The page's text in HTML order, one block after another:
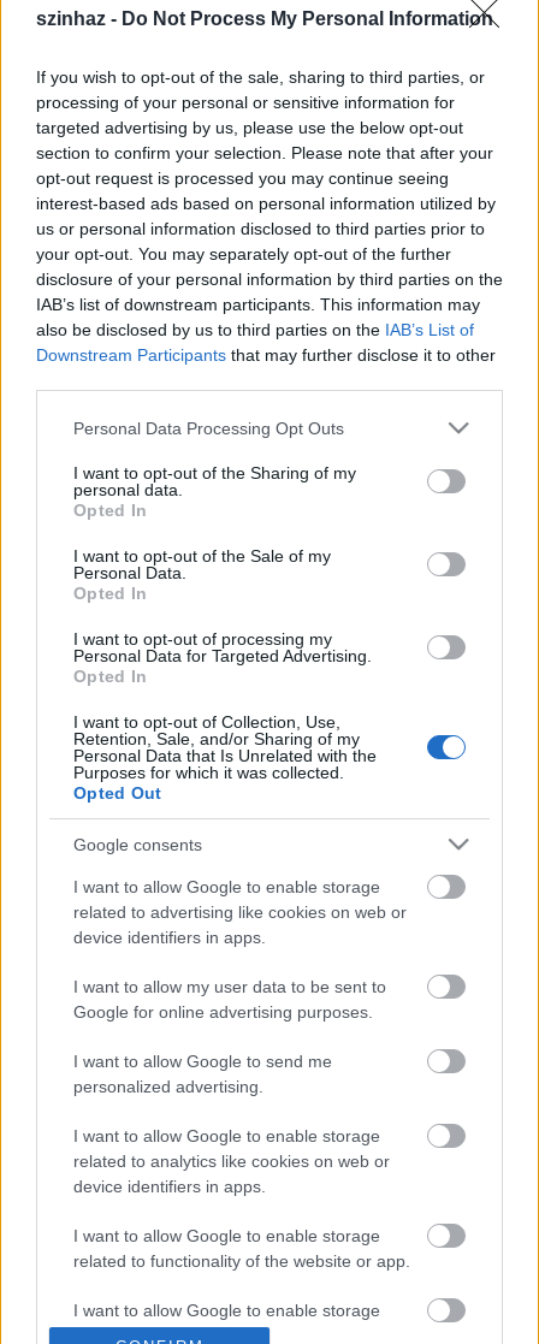
szinhaz - Do Not Process My Personal Information
If you wish to opt-out of the sale, sharing to third parties, or
processing of your personal or sensitive information for
targeted advertising by us, please use the below opt-out
section to confirm your selection. Please note that after your
opt-out request is processed you may continue seeing
interest-based ads based on personal information utilized by
us or personal information disclosed to third parties prior to
your opt-out. You may separately opt-out of the further
disclosure of your personal information by third parties on the
IAB’s list of downstream participants. This information may
also be disclosed by us to third parties on the IAB’s List of
Downstream Participants that may further disclose it to other
Please note that this website/app uses one or more Google
not limited to your visit or usage behaviour. You may click to
grant or deny consent to Google and its third-party tags to
use your data for below specified purposes in below Google
consent section.
Personal Data Processing Opt Outs
I want to opt-out of the Sharing of my
personal data.
Opted In
I want to opt-out of the Sale of my
Personal Data.
Opted In
I want to opt-out of processing my
Personal Data for Targeted Advertising.
Opted In
I want to opt-out of Collection, Use,
Retention, Sale, and/or Sharing of my
Personal Data that Is Unrelated with the
Purposes for which it was collected.
Opted Out
Google consents
I want to allow Google to enable storage
related to advertising like cookies on web or
device identifiers in apps.
I want to allow my user data to be sent to
Google for online advertising purposes.
I want to allow Google to send me
personalized advertising.
I want to allow Google to enable storage
related to analytics like cookies on web or
device identifiers in apps.
I want to allow Google to enable storage
related to functionality of the website or app.
I want to allow Google to enable storage
related to personalization.
Bemutató:
(a Hírös Hét Fesztivál keretében)
További előadások:
Augusztus: 23, 25. és 26-án az Üzemszínházban és
éjjel a Kamion tetején.
Az alapművet soha nem játszották a kecskeméti Katona
József Színházban. Ma már vitathatatlan klasszikus. A
nyolcvanas években ez a darab mentett meg a Színház-
és Filmművészeti Főiskolán, amikor a másik
neoklasszikus: Mrożek okán ismét ki akartak csapatni, -
a lengyelországi katonai puccs után.
Nem szoktam semmit újrarendezni. A címszereplő most
mégis újra vonz: színészeinkkel együtt hozzáöregedtünk
az egykori polgári szalonhoz, - ahol Ionesco
ellenszínműve máig provokál.
Lehet-e ennél mulatságosabb nyári esténk?
Mikor kamaszkorunkban, iskolánk klubjában először
hallottam a művet, egy lelkes magyartanárnő
szervezésében, az Állami Bábszínház színészeinek
tolmácsolásában: - majd leestünk a székről, - a
röhögéstől.
Ezt az alapélményemet szeretném visszaidézni, 2006.
nyarán a Nagyszínház mögött, éjjel, a Kamion tetején, -
háttérben az Üzemszínházzal.
Abszurdot csak realistán érdemes játszani.
Irány a darabzáró refrén: Kint sincs senki, bent sincs
senki, koccintsunk csak
C’est pas par la, c’est par ici, C’est pas par la, c’est par
ici, - etc.
- Bodolay -
forrás: Kecskeméti
Katona József
Színház